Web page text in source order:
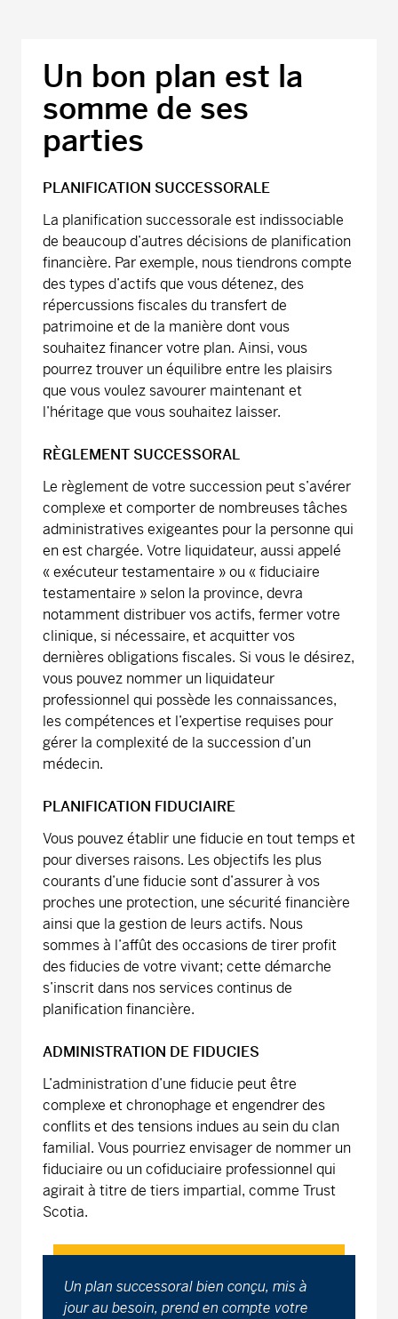
Un bon plan est la
somme de ses
parties
PLANIFICATION SUCCESSORALE
La planification successorale est indissociable
de beaucoup d’autres décisions de planification
financière. Par exemple, nous tiendrons compte
des types d’actifs que vous détenez, des
répercussions fiscales du transfert de
patrimoine et de la manière dont vous
souhaitez financer votre plan. Ainsi, vous
pourrez trouver un équilibre entre les plaisirs
que vous voulez savourer maintenant et
l’héritage que vous souhaitez laisser.
RÈGLEMENT SUCCESSORAL
Le règlement de votre succession peut s’avérer
complexe et comporter de nombreuses tâches
administratives exigeantes pour la personne qui
en est chargée. Votre liquidateur, aussi appelé
« exécuteur testamentaire » ou « fiduciaire
testamentaire » selon la province, devra
notamment distribuer vos actifs, fermer votre
clinique, si nécessaire, et acquitter vos
dernières obligations fiscales. Si vous le désirez,
vous pouvez nommer un liquidateur
professionnel qui possède les connaissances,
les compétences et l’expertise requises pour
gérer la complexité de la succession d’un
médecin.
PLANIFICATION FIDUCIAIRE
Vous pouvez établir une fiducie en tout temps et
pour diverses raisons. Les objectifs les plus
courants d’une fiducie sont d’assurer à vos
proches une protection, une sécurité financière
ainsi que la gestion de leurs actifs. Nous
sommes à l’affût des occasions de tirer profit
des fiducies de votre vivant; cette démarche
s’inscrit dans nos services continus de
planification financière.
ADMINISTRATION DE FIDUCIES
L’administration d’une fiducie peut être
complexe et chronophage et engendrer des
conflits et des tensions indues au sein du clan
familial. Vous pourriez envisager de nommer un
fiduciaire ou un cofiduciaire professionnel qui
agirait à titre de tiers impartial, comme Trust
Scotia.
Un plan successoral bien conçu, mis à
jour au besoin, prend en compte votre